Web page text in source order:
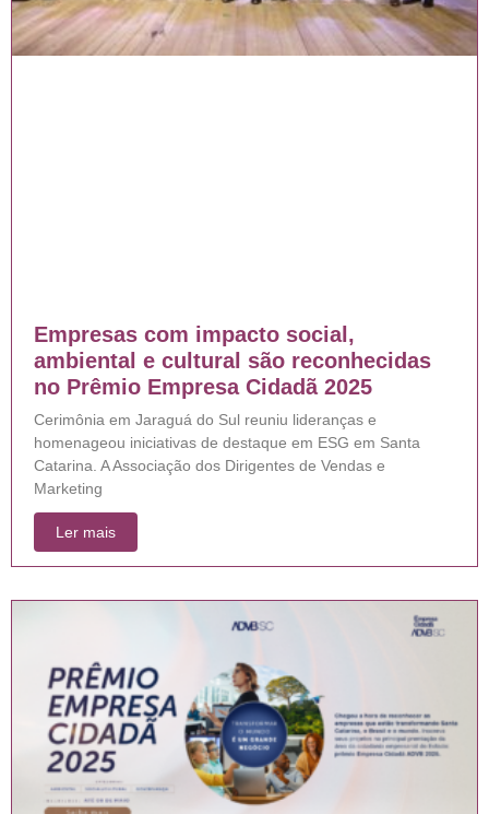
Empresas com impacto social,
ambiental e cultural são reconhecidas
no Prêmio Empresa Cidadã 2025
Cerimônia em Jaraguá do Sul reuniu lideranças e
homenageou iniciativas de destaque em ESG em Santa
Catarina. A Associação dos Dirigentes de Vendas e
Marketing
Ler mais